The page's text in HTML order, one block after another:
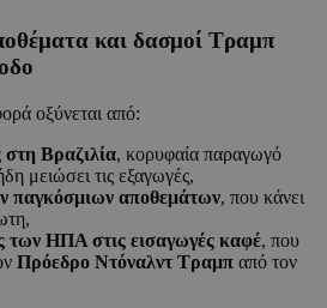
και δασμοί Τραμπ
οξύνεται από:
στη Βραζιλία, κορυφαία παραγωγό
μειώσει τις εξαγωγές,
παγκόσμιων αποθεμάτων, που κάνει
των ΗΠΑ στις εισαγωγές καφέ, που
Πρόεδρο Ντόναλντ Τραμπ από τον